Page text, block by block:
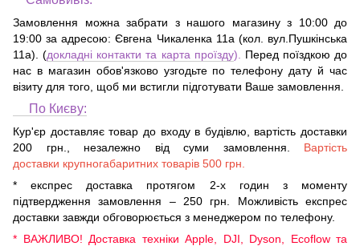
Замовлення можна забрати з нашого магазину з 10:00 до
19:00 за адресою:Євгена Чикаленка 11а (кол. вул.Пушкінська
11а) . (докладні контакти та карта проїзду). Перед поїздкою до
нас в магазин обов'язково узгодьте по телефону дату й час
візиту для того, щоб ми встигли підготувати Ваше замовлення.
По Києву:
Кур'єр доставляє товар до входу в будівлю, вартість доставки
200 грн., незалежно від суми замовлення. Вартість
доставки крупногабаритних товарів 500 грн.
* експрес доставка протягом 2-х годин з моменту
підтвердження замовлення – 250 грн. Можливість експрес
доставки завжди обговорюється з менеджером по телефону.
* ВАЖЛИВО! Доставка техніки Apple, DJI, Dyson, Ecoflow та